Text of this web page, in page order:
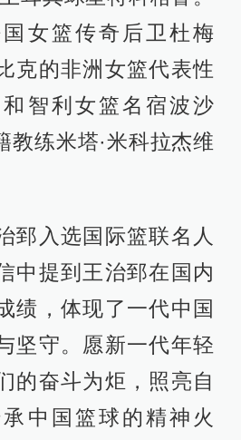
女篮传奇后卫杜梅
克的非洲女篮代表性
智利女篮名宿波沙
教练米塔·米科拉杰维
郅入选国际篮联名人
中提到王治郅在国内
绩，体现了一代中国
坚守。愿新一代年轻
的奋斗为炬，照亮自
中国篮球的精神火